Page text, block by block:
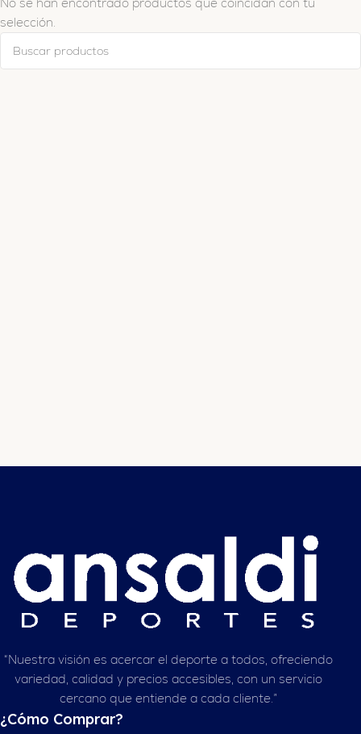
selección.
“Nuestra visión es acercar el deporte a todos, ofreciendo
variedad, calidad y precios accesibles, con un servicio
cercano que entiende a cada cliente.”
¿Cómo Comprar?